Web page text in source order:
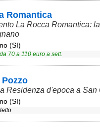
Romantica
La Rocca Romantica:
(SI)
da 70a 110euro a sett.
Residenza d'epoca a San
(SI)